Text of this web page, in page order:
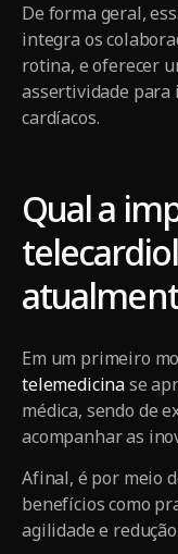
De forma geral,
integra os
rotina, e oferecer
assertividade para
cardíacos.
Qual a
Em um primeiro
telemedicinase
médica, sendo de
acompanhar as
Afinal, é por meio
benefícios como
agilidade e